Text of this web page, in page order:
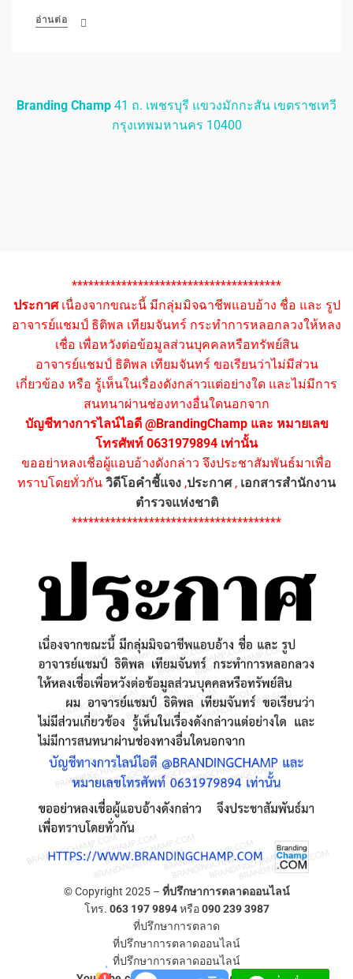
อ่านต่อ
Branding Champ 41 ถ. เพชรบุรี แขวงมักกะสัน เขตราชเทวี
กรุงเทพมหานคร 10400
**************************************
ประกาศเนื่องจากขณะนี้ มีกลุ่มมิจฉาชีพแอบอ้าง ชื่อ และ รูป
อาจารย์แชมป์ ธิติพล เทียมจันทร์ กระทำการหลอกลวงให้หลง
เชื่อ เพื่อหวังต่อข้อมูลส่วนบุคคลหรือทรัพย์สิน
อาจารย์แชมป์ ธิติพล เทียมจันทร์ ขอเรียนว่าไม่มีส่วน
เกี่ยวข้อง หรือ รู้เห็นในเรื่องดังกล่าวแต่อย่างใด และไม่มีการ
สนทนาผ่านช่องทางอื่นใดนอกจาก
บัญชีทางการไลน์ไอดี @BrandingChamp และ หมายเลข
โทรศัพท์ 0631979894 เท่านั้น
ขออย่าหลงเชื่อผู้แอบอ้างดังกล่าว จึงประชาสัมพันธ์มาเพื่อ
ทราบโดยทั่วกัน วิดีโอคำชี้แจง ,ประกาศ, เอกสารสำนักงาน
ตำรวจแห่งชาติ
**************************************
© Copyright 2025 – ที่ปรึกษาการตลาดออนไลน์
โทร. 063 197 9894หรือ090 239 3987
ที่ปรึกษาการตลาด
ที่ปรึกษาการตลาดออนไลน์
ที่ปรึกษาการตลาดออนไลน์